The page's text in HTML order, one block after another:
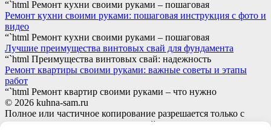
“`html Ремонт кухни своими руками – пошаговая
Ремонт кухни своими руками: пошаговая инструкция с фото и
видео
“`html Ремонт кухни своими руками – пошаговая
Лучшие преимущества винтовых свай для фундамента
“`html Преимущества винтовых свай: надежность
Ремонт квартиры своими руками: важные советы и этапы
работ
“`html Ремонт квартир своими руками – что нужно
© 2026 kuhna-sam.ru
Полное или частичное копирование разрешается только с
письменного разрешения автора сайта.